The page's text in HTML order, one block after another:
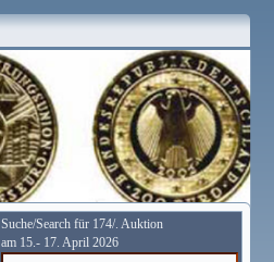
Suche/Search für 174/. Auktion
am 15.- 17. April 2026